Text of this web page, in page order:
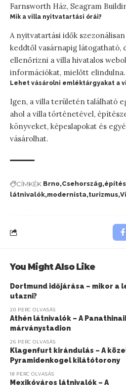
Farnsworth Ház, Seagram
Mik a villa nyitvatartási órái?
A nyitvatartási idők
keddtől vasárnapig látogatható,
ellenőrizni a villa hivatalos
információkat, mielőtt elindulna.
Lehet vásárolni emléktárgyakat a
Igen, a villa területén található
ahol a villa történetével,
könyveket, képeslapokat és
vásárolhat.
CÍMKÉK Brno Csehország
látnivalók modernista turizmus
You Might Also Like
Dortmund időjárása – mikor a
utazni?
20 PERC OLVASÁS
Athén látnivalók – A
márványstadion
26 PERC OLVASÁS
Klagenfurt kirándulás – A
Pyramidenkogel kilátótorony
18 PERC OLVASÁS
Mexikóváros látnivalók – A